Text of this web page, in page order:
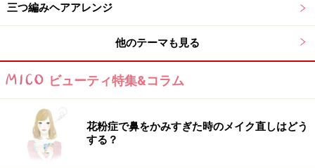
三つ編みヘアアレンジ
他のテーマも見る
ビューティ特集&コラム
花粉症で鼻をかみすぎた時のメイク直しはどう
する？